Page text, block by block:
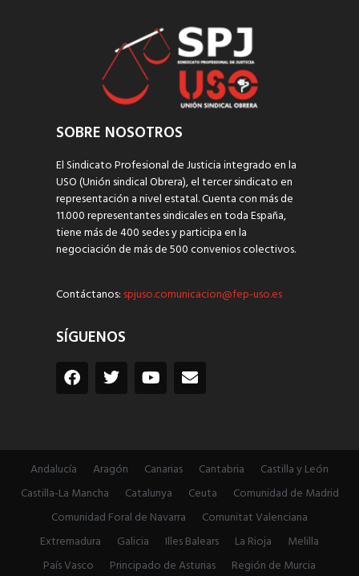
SOBRE NOSOTROS
El Sindicato Profesional de Justicia integrado en la
USO (Unión sindical Obrera), el tercer sindicato en
representación a nivel estatal. Cuenta con más de
11.000 representantes sindicales en toda España,
tiene más de 400 sedes y participa en la
negociación de más de 500 convenios colectivos.
Contáctanos: spjuso.comunicacion@fep-uso.es
SÍGUENOS
Andalucía Aragón Canarias Cantabria
Castilla y León
Castilla-La Mancha
Catalunya Ceuta
Comunidad de Madrid
Comunidad Foral de Navarra
Comunitat Valenciana
Extremadura
Galicia Illes Balears La Rioja
Melilla
País Vasco
Principado de Asturias Región de Murcia